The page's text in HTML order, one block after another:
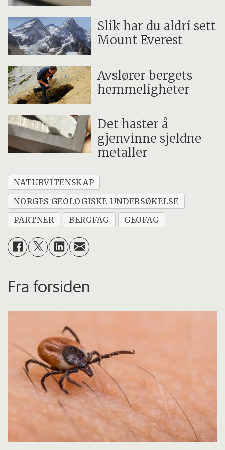
Slik har du aldri sett
Mount Everest
Avslører bergets
hemmeligheter
Det haster å
gjenvinne sjeldne
metaller
NATURVITENSKAP
NORGES GEOLOGISKE UNDERSØKELSE
PARTNER
BERGFAG GEOFAG
Fra forsiden